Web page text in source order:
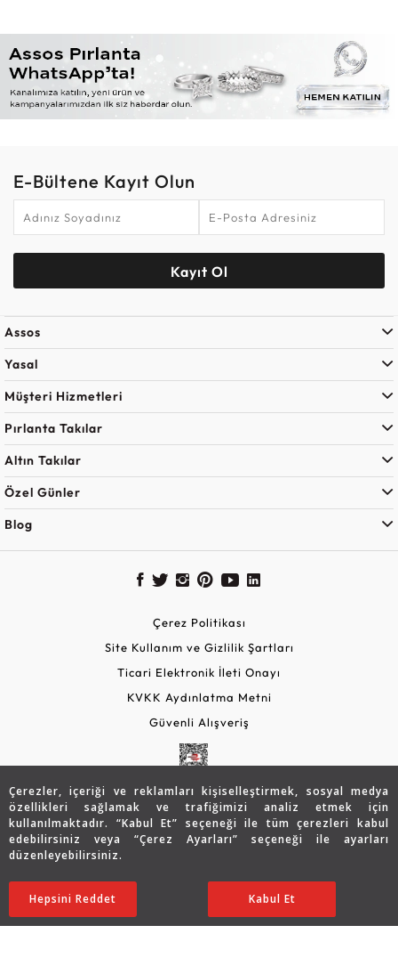
Çerezler, içeriği ve reklamları kişiselleştirmek, sosyal medya
özellikleri sağlamak ve trafiğimizi analiz etmek için
kullanılmaktadır. “Kabul Et” seçeneği ile tüm çerezleri kabul
edebilirsiniz veya “Çerez Ayarları” seçeneği ile ayarları
düzenleyebilirsiniz.
Ayarları Düzenle
Hepsini Reddet Kabul Et
E-Bültene Kayıt Olun
Kayıt Ol
Assos
Yasal
Müşteri Hizmetleri
Pırlanta Takılar
Altın Takılar
Özel Günler
Blog
Çerez Politikası
Site Kullanım ve Gizlilik Şartları
Ticari Elektronik İleti Onayı
KVKK Aydınlatma Metni
Güvenli Alışveriş
Copyright © 2026 Assos Pırlanta - Bu sitenin tüm hakları